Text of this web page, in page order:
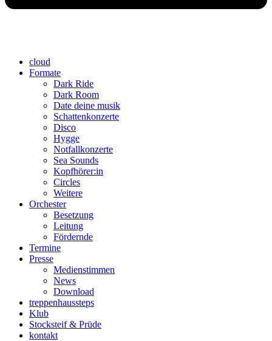
cloud
Formate
Dark Ride
Dark Room
Date deine musik
Schattenkonzerte
Disco
Hygge
Notfallkonzerte
Sea Sounds
Kopfhörer:in
Circles
Weitere
Orchester
Besetzung
Leitung
Fördernde
Termine
Presse
Medienstimmen
News
Download
treppenhaussteps
Klub
Stocksteif & Prüde
kontakt